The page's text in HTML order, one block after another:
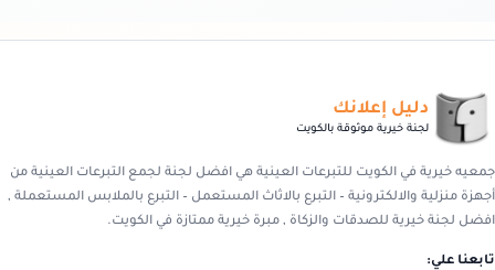
دليل إعلانك
لجنة خيرية موثوقة بالكويت
جمعيه خيرية في الكويت للتبرعات العينية هي افضل لجنة لجمع التبرعات العينية من
أجهزة منزلية والالكترونية – التبرع بالاثاث المستعمل – التبرع بالملابس المستعملة ,
افضل لجنة خيرية للصدقات والزكاة , مبرة خيرية ممتازة في الكويت.
تابعنا علي: